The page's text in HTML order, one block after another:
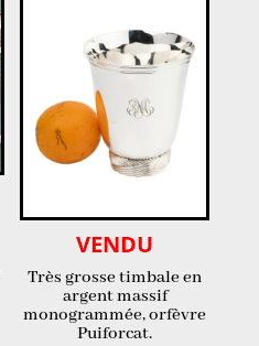
VENDU
Très grosse timbale en
argent massif
monogrammée, orfèvre
Puiforcat.